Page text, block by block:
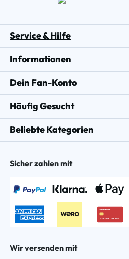
Service & Hilfe
Informationen
Dein Fan-Konto
Häufig Gesucht
Beliebte Kategorien
Sicher zahlen mit
Wir versenden mit